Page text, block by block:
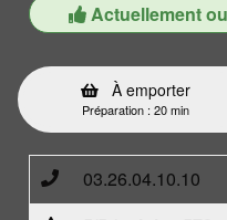
Actuellement
À emporter
Préparation : 20 min
03.26.04.10.10